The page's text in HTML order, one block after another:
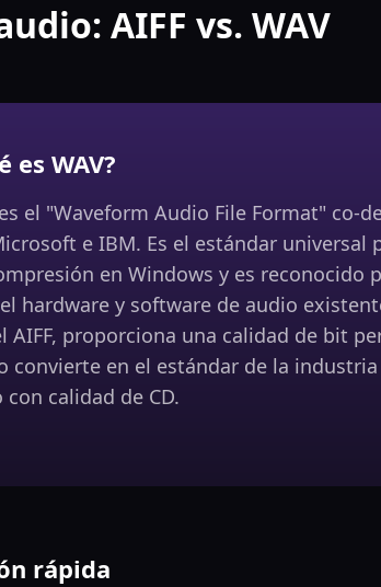
AIFF vs. WAV
es WAV?
el "Waveform Audio File Format" co-
e IBM. Es el estándar universal
en Windows y es reconocido
hardware y software de audio
AIFF, proporciona una calidad de bit
convierte en el estándar de la industria
con calidad de CD.
rápida